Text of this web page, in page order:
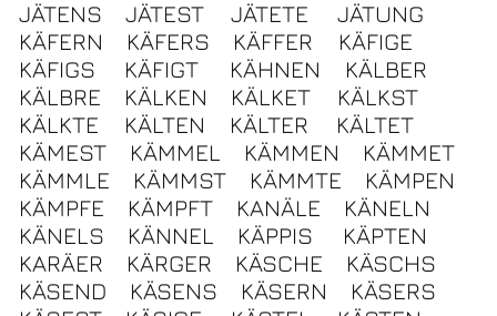
JÄTENS JÄTEST JÄTETE
JÄTUNG
KÄFERN
KÄFERS KÄFFER
KÄFIGE
KÄFIGS
KÄFIGT KÄHNEN
KÄLBER
KÄLBRE
KÄLKEN KÄLKET
KÄLKST
KÄLKTE
KÄLTEN KÄLTER
KÄLTET
KÄMEST
KÄMMEL KÄMMEN
KÄMMET
KÄMMLE
KÄMMST KÄMMTE
KÄMPEN
KÄMPFE
KÄMPFT KANÄLE
KÄNELN
KÄNELS
KÄNNEL KÄPPIS
KÄPTEN
KARÄER
KÄRGER KÄSCHE
KÄSCHS
KÄSEND
KÄSENS KÄSERN
KÄSERS